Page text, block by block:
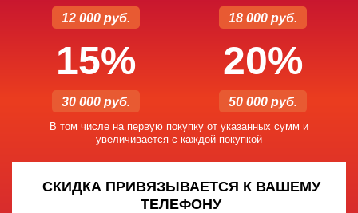
12 000 руб. 18 000 руб.
15%
30 000 руб.
20%
50 000 руб.
В том числе на первую покупку от указанных сумм и
увеличивается с каждой покупкой
СКИДКА ПРИВЯЗЫВАЕТСЯ К ВАШЕМУ
ТЕЛЕФОНУ